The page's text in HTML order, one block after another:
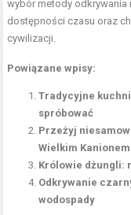
wybór metody odkrywania
dostępności czasu oraz
cywilizacji.
Powiązane wpisy:
Tradycyjne
spróbować
Przeżyj
Wielkim Kanionem
Królowie dżungli:
Odkrywanie
wodospady